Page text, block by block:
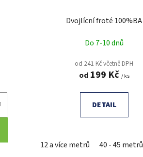
Dvojlícní froté 100%BA
Do 7-10 dnů
od 241 Kč včetně DPH
od199 Kč / ks
DETAIL
12 a více metrů 40 - 45 metrů